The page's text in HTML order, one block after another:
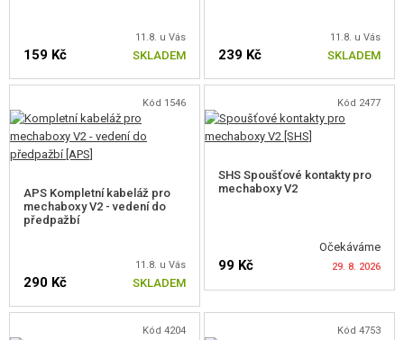
PŘERUŠOVAČE
KONTAKTY PRO MECHABOXY V2
KONTAKTY PRO MECHABOXY V3
OSTATNÍ SPOUŠŤOVÉ KONTAKTY
DORAZY A O-KROUŽKY
11.8. u Vás
159 Kč SKLADEM
11.8. u Vás
239 Kč SKLADEM
Kód 1546
APS Kompletní kabeláž pro
mechaboxy V2 - vedení do
předpažbí
11.8. u Vás
290 Kč SKLADEM
Kód 2477
SHS Spoušťové kontakty pro
mechaboxy V2
Očekáváme
99 Kč 29. 8. 2026
HLÍDAT DOSTUPNOST
Kód 4204 Kód 4753